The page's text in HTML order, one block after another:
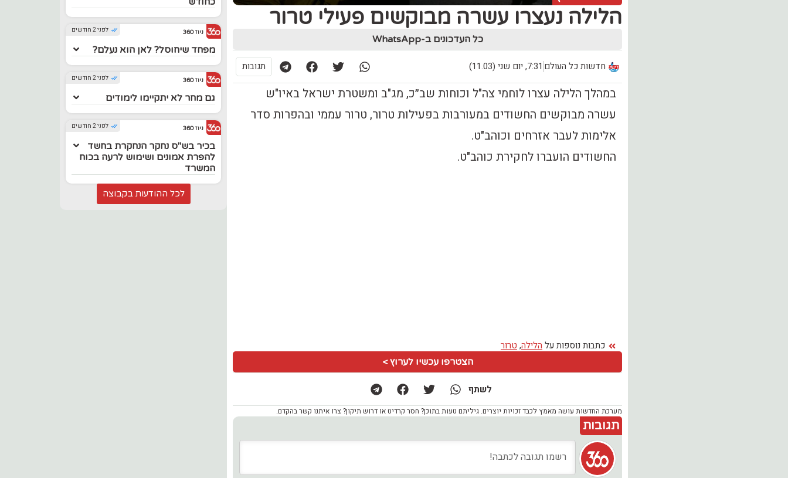
הלילה נעצרו עשרה מבוקשים פעילי טרור
כל העדכונים ב-WhatsApp
חדשות כל העולם 7:31, יום שני (11.03) תגובות
במהלך הלילה עצרו לוחמי צה"ל וכוחות שב״כ, מג"ב ומשטרת ישראל באיו"ש
עשרה מבוקשים החשודים במעורבות בפעילות טרור, טרור עממי ובהפרות סדר
אלימות לעבר אזרחים וכוהב"ט.
החשודים הועברו לחקירת כוהב"ט.
כתבות נוספות על הלילה, טרור
הצטרפו עכשיו לערוץ >
לשתף
מערכת החדשות עושה מאמץ לכבד זכויות יוצרים. גיליתם טעות בתוכן? חסר קרדיט או דרוש תיקון? צרו איתנו קשר בהקדם.
תגובות
לפני 2 חודשים ניוז 360
מפחד שיחוסל? לאן הוא נעלם?
לפני 2 חודשים ניוז 360
גם מחר לא יתקיימו לימודים
לפני 2 חודשים ניוז 360
בכיר בש"ס נחקר הנחקרת בחשד
להפרת אמונים ושימוש לרעה בכוח
המשרד
לכל ההודעות בקבוצה